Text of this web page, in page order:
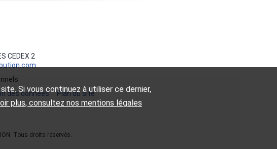
CEDEX 2
des données|Plan du site
Tous droits réservés.
Si vous continuez à utiliser ce dernier,
plus, consultez nos mentions légales